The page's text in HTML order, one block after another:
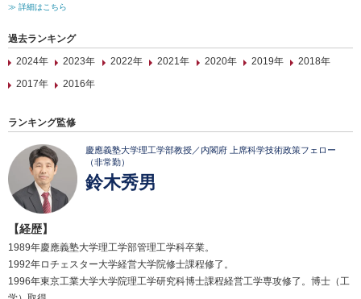
≫ 詳細はこちら
過去ランキング
2024年
2023年 2022年 2021年 2020年 2019年
2018年
2017年
2016年
ランキング監修
慶應義塾大学理工学部教授／内閣府 上席科学技術政策フェロー
（非常勤）
鈴木秀男
【経歴】
1989年慶應義塾大学理工学部管理工学科卒業。
1992年ロチェスター大学経営大学院修士課程修了。
1996年東京工業大学大学院理工学研究科博士課程経営工学専攻修了。博士（工